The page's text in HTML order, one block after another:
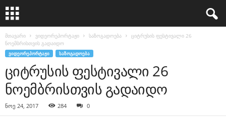
მთავარი ვიდეორეპორტაჟი საზოგადოება
ციტრუსის ფესტივალი 26
ნოემბრისთვის გადაიდო
ᲕᲘᲓᲔᲝᲠᲔᲞᲝᲠᲢᲐᲟᲘ ᲡᲐᲖᲝᲒᲐᲓᲝᲔᲑᲐ
ციტრუსის ფესტივალი 26
ნოემბრისთვის გადაიდო
ნოე 24, 2017 284 0